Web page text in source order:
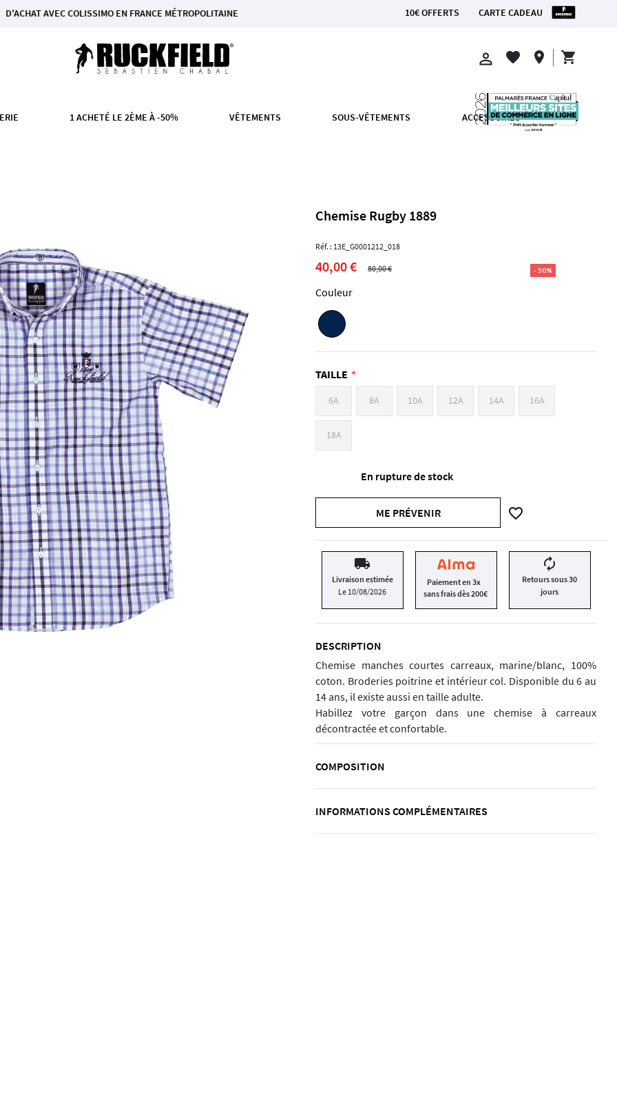
COLISSIMO EN FRANCE MÉTROPOLITAINE 10€ OFFERTS CARTE CADEAU
perm_identity favorite location_on shopping_cart
1 ACHETÉ LE 2ÈME À -50% VÊTEMENTS SOUS-VÊTEMENTS ACCESSOIRES
Chemise Rugby 1889
Réf. : 13E_G0001212_018
- 50%
40,00 € 80,00 €
Couleur
TAILLE
6A 8A 10A 12A 14A 16A
18A
En rupture de stock
favorite_border
ME PRÉVENIR
local_shipping
Livraison estimée
Le 10/08/2026
Paiement en 3x
sans frais dès 200€
autorenew
Retours sous 30
jours
DESCRIPTION
Chemise manches courtes carreaux, marine/blanc, 100%
coton. Broderies poitrine et intérieur col. Disponible du 6 au
14 ans, il existe aussi en taille adulte.
Habillez votre garçon dans une chemise à carreaux
décontractée et confortable.
COMPOSITION
INFORMATIONS COMPLÉMENTAIRES